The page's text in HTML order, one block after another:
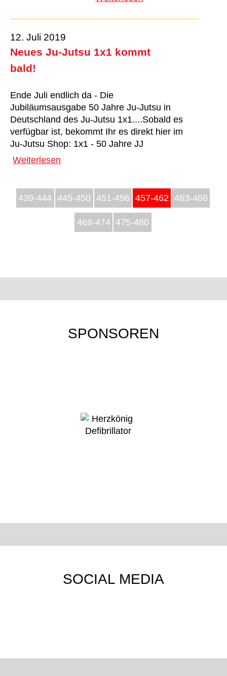
12. Juli 2019
Neues Ju-Jutsu 1x1 kommt
bald!
Ende Juli endlich da - Die
Jubiläumsausgabe 50 Jahre Ju-Jutsu in
Deutschland des Ju-Jutsu 1x1....Sobald es
verfügbar ist, bekommt Ihr es direkt hier im
Ju-Jutsu Shop: 1x1 - 50 Jahre JJ
Weiterlesen
439-444 445-450 451-456 457-462 463-468
469-474 475-480
SPONSOREN
SOCIAL MEDIA